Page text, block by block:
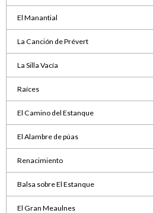
El Manantial
La Canción de Prévert
La Silla Vacía
Raíces
El Camino del Estanque
El Alambre de púas
Renacimiento
Balsa sobre El Estanque
El Gran Meaulnes